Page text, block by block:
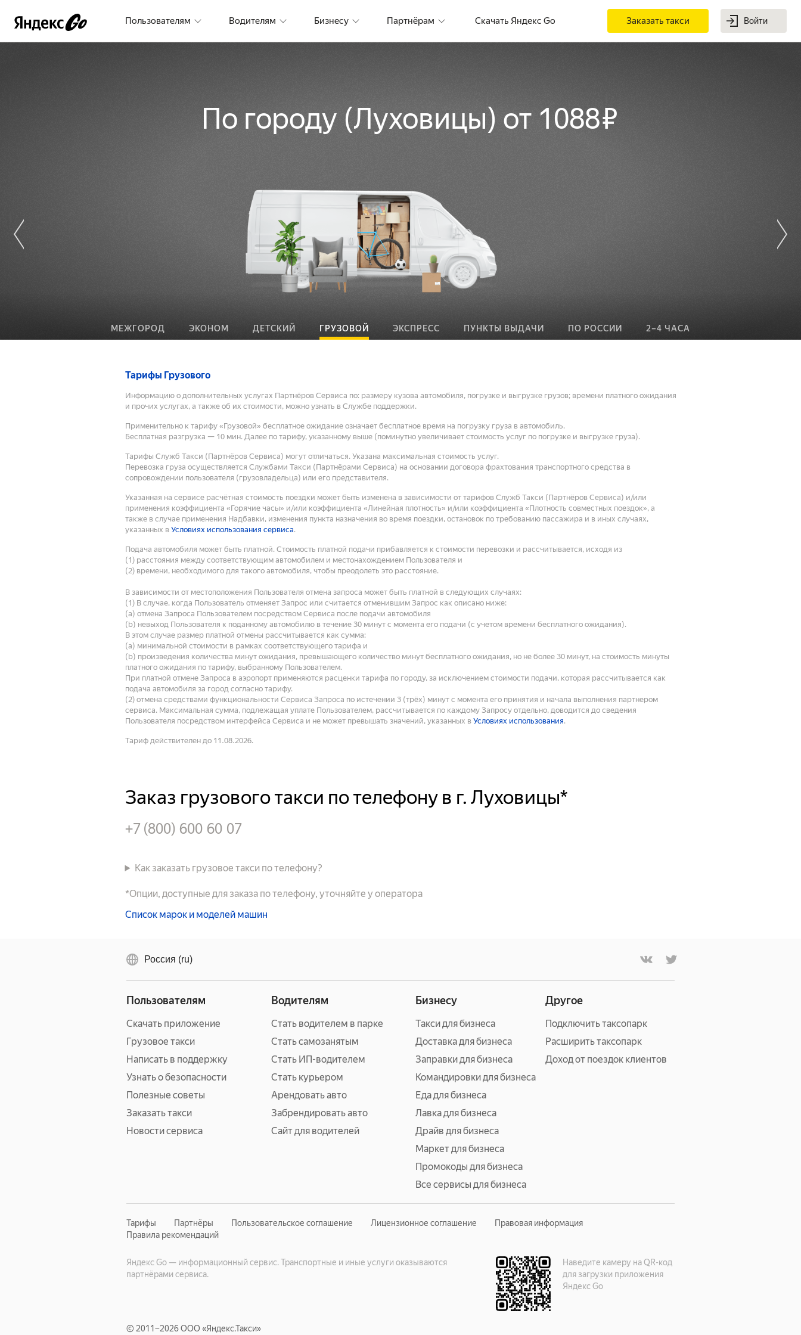
Пользователям Водителям Бизнесу Партнёрам Скачать Яндекс Go Заказать такси Войти
По городу (Луховицы) от 1088 ₽
МЕЖГОРОД ЭКОНОМ ДЕТСКИЙ ГРУЗОВОЙ ЭКСПРЕСС ПУНКТЫ ВЫДАЧИ ПО РОССИИ 2–4 ЧАСА
Тарифы Грузового
Информацию о дополнительных услугах Партнёров Сервиса по: размеру кузова автомобиля, погрузке и выгрузке грузов; времени платного ожидания
и прочих услугах, а также об их стоимости, можно узнать в Службе поддержки.
Применительно к тарифу «Грузовой» бесплатное ожидание означает бесплатное время на погрузку груза в автомобиль.
Бесплатная разгрузка — 10 мин. Далее по тарифу, указанному выше (поминутно увеличивает стоимость услуг по погрузке и выгрузке груза).
Тарифы Служб Такси (Партнёров Сервиса) могут отличаться. Указана максимальная стоимость услуг.
Перевозка груза осуществляется Службами Такси (Партнёрами Сервиса) на основании договора фрахтования транспортного средства в
сопровождении пользователя (грузовладельца) или его представителя.
Указанная на сервисе расчётная стоимость поездки может быть изменена в зависимости от тарифов Служб Такси (Партнёров Сервиса) и/или
применения коэффициента «Горячие часы» и/или коэффициента «Линейная плотность» и/или коэффициента «Плотность совместных поездок», а
также в случае применения Надбавки, изменения пункта назначения во время поездки, остановок по требованию пассажира и в иных случаях,
указанных в Условиях использования сервиса.
Подача автомобиля может быть платной. Стоимость платной подачи прибавляется к стоимости перевозки и рассчитывается, исходя из
(1) расстояния между соответствующим автомобилем и местонахождением Пользователя и
(2) времени, необходимого для такого автомобиля, чтобы преодолеть это расстояние.
В зависимости от местоположения Пользователя отмена запроса может быть платной в следующих случаях:
(1) В случае, когда Пользователь отменяет Запрос или считается отменившим Запрос как описано ниже:
(a) отмена Запроса Пользователем посредством Сервиса после подачи автомобиля
(b) невыход Пользователя к поданному автомобилю в течение 30 минут с момента его подачи (с учетом времени бесплатного ожидания).
В этом случае размер платной отмены рассчитывается как сумма:
(a) минимальной стоимости в рамках соответствующего тарифа и
(b) произведения количества минут ожидания, превышающего количество минут бесплатного ожидания, но не более 30 минут, на стоимость минуты
платного ожидания по тарифу, выбранному Пользователем.
При платной отмене Запроса в аэропорт применяются расценки тарифа по городу, за исключением стоимости подачи, которая рассчитывается как
подача автомобиля за город согласно тарифу.
(2) отмена средствами функциональности Сервиса Запроса по истечении 3 (трёх) минут с момента его принятия и начала выполнения партнером
сервиса. Максимальная сумма, подлежащая уплате Пользователем, рассчитывается по каждому Запросу отдельно, доводится до сведения
Пользователя посредством интерфейса Сервиса и не может превышать значений, указанных в Условиях использования.
Тариф действителен до 11.08.2026.
Заказ грузового такси по телефону в г. Луховицы*
+7 (800) 600 60 07
Как заказать грузовое такси по телефону?
*Опции, доступные для заказа по телефону, уточняйте у оператора
Список марок и моделей машин
Россия (ru)
Пользователям
Скачать приложение
Грузовое такси
Написать в поддержку
Узнать о безопасности
Полезные советы
Заказать такси
Новости сервиса
Водителям
Стать водителем в парке
Стать самозанятым
Стать ИП-водителем
Стать курьером
Арендовать авто
Забрендировать авто
Сайт для водителей
Бизнесу
Такси для бизнеса
Доставка для бизнеса
Заправки для бизнеса
Командировки для бизнеса
Еда для бизнеса
Лавка для бизнеса
Драйв для бизнеса
Маркет для бизнеса
Промокоды для бизнеса
Все сервисы для бизнеса
Другое
Подключить таксопарк
Расширить таксопарк
Доход от поездок клиентов
Тарифы Партнёры Пользовательское соглашение Лицензионное соглашение
Правовая информация
Правила рекомендаций
Яндекс Go — информационный сервис. Транспортные и иные услуги оказываются
партнёрами сервиса.
Наведите камеру на QR-код
для загрузки приложения
Яндекс Go
© 2011−2026 ООО «Яндекс.Такси»